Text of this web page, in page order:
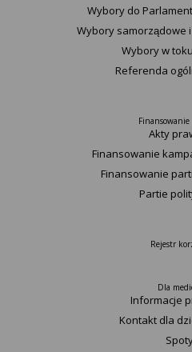
Wybory do
Wybory samorządowe
Wybory w
Referenda
Akty
Finansowanie
Finansowanie
Partie
Rejestr
Dla
Informacje
Kontakt dla